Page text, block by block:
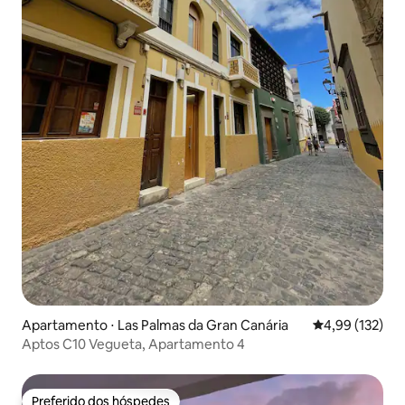
Apartamento ⋅ Las Palmas da Gran Canária 4,99 de uma
4,99 (132)
Aptos C10 Vegueta, Apartamento 4